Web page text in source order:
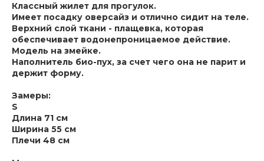
Классный жилет для прогулок.
Имеет посадку оверсайз и отлично сидит на теле.
Верхний слой ткани - плащевка, которая
обеспечивает водонепроницаемое действие.
Модель на змейке.
Наполнитель био-пух, за счет чего она не парит и
держит форму.
Замеры:
S
Длина 71 см
Ширина 55 см
Плечи 48 см